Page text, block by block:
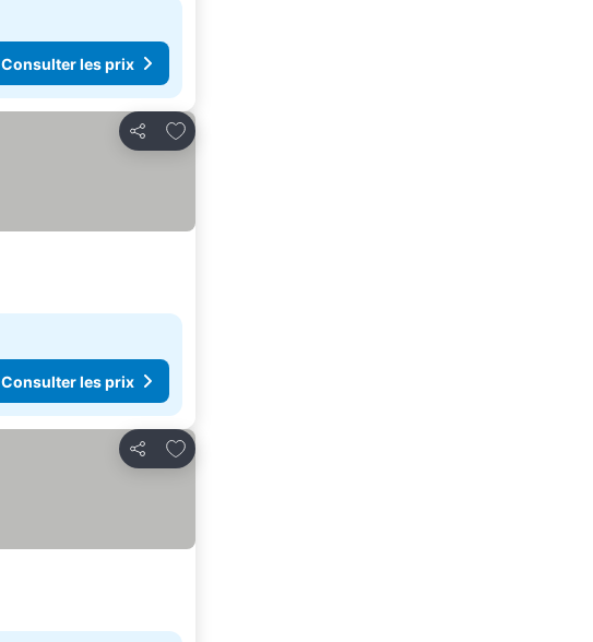
Consulter les prix
Partager
Ajouter à mes favoris
Consulter les prix
Partager
Ajouter à mes favoris